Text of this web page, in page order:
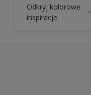
Odkryj kolorowe
inspiracje